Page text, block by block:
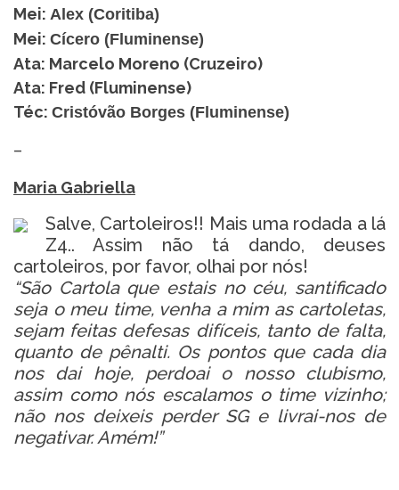
Mei: Alex (Coritiba)
Mei: Cícero (Fluminense)
Ata: Marcelo Moreno (Cruzeiro)
Ata: Fred (Fluminense)
Téc: Cristóvão Borges (Fluminense)
–
Maria Gabriella
Salve, Cartoleiros!! Mais uma rodada a lá
Z4.. Assim não tá dando, deuses
cartoleiros, por favor, olhai por nós!
“São Cartola que estais no céu, santificado
seja o meu time, venha a mim as cartoletas,
sejam feitas defesas difíceis, tanto de falta,
quanto de pênalti. Os pontos que cada dia
nos dai hoje, perdoai o nosso clubismo,
assim como nós escalamos o time vizinho;
não nos deixeis perder SG e livrai-nos de
negativar. Amém!”